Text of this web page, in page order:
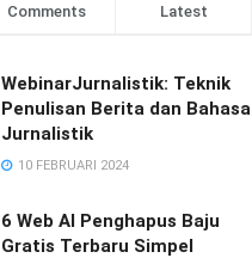
Comments Latest
WebinarJurnalistik: Teknik
Penulisan Berita dan Bahasa
Jurnalistik
10 FEBRUARI 2024
6 Web AI Penghapus Baju
Gratis Terbaru Simpel